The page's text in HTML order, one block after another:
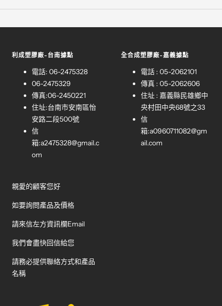
利成塑膠廠-台南據點
電話: 06-2475328
06-2475329
傳真:06-2450221
住址:台南市安南區怡
安路二段500號
信
箱:a2475328@gmail.c
om
全合成塑膠廠-嘉義據點
電話 : 05-2062101
傳真 : 05-2062606
住址 : 嘉義縣民雄鄉中
央村田中央68號之33
信
箱:a0960711082@gm
ail.com
親愛的顧客您好
如要詢問產品及價格
請來信左方資訊欄Email
我們會盡快回信給您
請務必提供聯絡方式和產品
名稱